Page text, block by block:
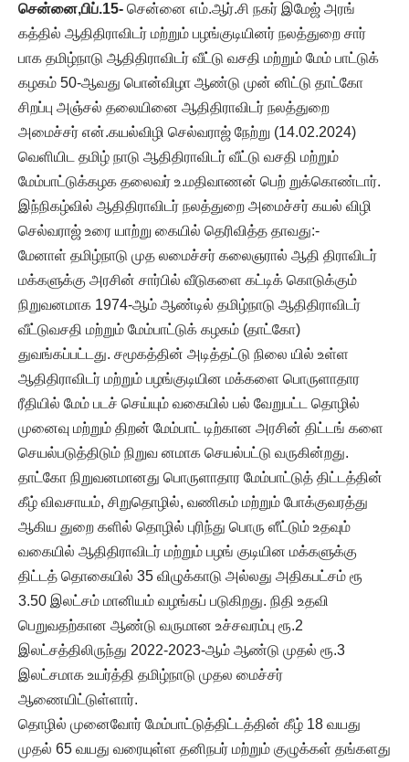
சென்னை,பிப்.15- சென்னை எம்.ஆர்.சி நகர் இமேஜ் அரங்
கத்தில் ஆதிதிராவிடர் மற்றும் பழங்குடியினர் நலத்துறை சார்
பாக தமிழ்நாடு ஆதிதிராவிடர் வீட்டு வசதி மற்றும் மேம் பாட்டுக்
கழகம் 50-ஆவது பொன்விழா ஆண்டு முன் னிட்டு தாட்கோ
சிறப்பு அஞ்சல் தலையினை ஆதிதிராவிடர் நலத்துறை
அமைச்சர் என்.கயல்விழி செல்வராஜ் நேற்று (14.02.2024)
வெளியிட தமிழ் நாடு ஆதிதிராவிடர் வீட்டு வசதி மற்றும்
மேம்பாட்டுக்கழக தலைவர் உ.மதிவாணன் பெற் றுக்கொண்டார்.
இந்நிகழ்வில் ஆதிதிராவிடர் நலத்துறை அமைச்சர் கயல் விழி
செல்வராஜ் உரை யாற்று கையில் தெரிவித்த தாவது:-
மேனாள் தமிழ்நாடு முத லமைச்சர் கலைஞரால் ஆதி திராவிடர்
மக்களுக்கு அரசின் சார்பில் வீடுகளை கட்டிக் கொடுக்கும்
நிறுவனமாக 1974-ஆம் ஆண்டில் தமிழ்நாடு ஆதிதிராவிடர்
வீட்டுவசதி மற்றும் மேம்பாட்டுக் கழகம் (தாட்கோ)
துவங்கப்பட்டது. சமூகத்தின் அடித்தட்டு நிலை யில் உள்ள
ஆதிதிராவிடர் மற்றும் பழங்குடியின மக்களை பொருளாதார
ரீதியில் மேம் படச் செய்யும் வகையில் பல் வேறுபட்ட தொழில்
முனைவு மற்றும் திறன் மேம்பாட் டிற்கான அரசின் திட்டங் களை
செயல்படுத்திடும் நிறுவ னமாக செயல்பட்டு வருகின்றது.
தாட்கோ நிறுவனமானது பொருளாதார மேம்பாட்டுத் திட்டத்தின்
கீழ் விவசாயம், சிறுதொழில், வணிகம் மற்றும் போக்குவரத்து
ஆகிய துறை களில் தொழில் புரிந்து பொரு ளீட்டும் உதவும்
வகையில் ஆதிதிராவிடர் மற்றும் பழங் குடியின மக்களுக்கு
திட்டத் தொகையில் 35 விழுக்காடு அல்லது அதிகபட்சம் ரூ
3.50 இலட்சம் மானியம் வழங்கப் படுகிறது. நிதி உதவி
பெறுவதற்கான ஆண்டு வருமான உச்சவரம்பு ரூ.2
இலட்சத்திலிருந்து 2022-2023-ஆம் ஆண்டு முதல் ரூ.3
இலட்சமாக உயர்த்தி தமிழ்நாடு முதல மைச்சர்
ஆணையிட்டுள்ளார்.
தொழில் முனைவோர் மேம்பாட்டுத்திட்டத்தின் கீழ் 18 வயது
முதல் 65 வயது வரையுள்ள தனிநபர் மற்றும் குழுக்கள் தங்களது